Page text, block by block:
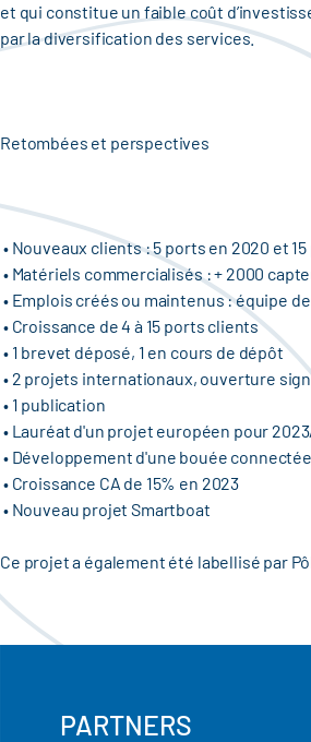
et qui constitue un faible coût
par la diversification des services.
Retombées et perspectives
• Nouveaux clients : 5 ports en 2020 et
• Matériels commercialisés : + 2000
• Emplois créés ou maintenus : équipe
• Croissance de 4 à 15 ports clients
• 1 brevet déposé, 1 en cours de dépôt
• 2 projets internationaux, ouverture
• 1 publication
• Lauréat d'un projet européen pour
• Développement d'une bouée connectée
• Croissance CA de 15% en 2023
• Nouveau projet Smartboat
Ce projet a également été labellisé par
PARTNERS